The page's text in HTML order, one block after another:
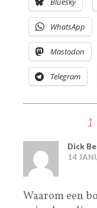
WhatsApp
Mastodon
Telegram
Dick
14
Waarom een